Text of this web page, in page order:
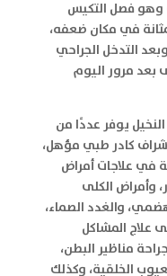
وهو فصل التكيس
في مكان ضعفه،
التدخل الجراحي
بعد مرور اليوم
يوفر عددًا من
كادر طبي مؤهل،
في علاجات أمراض
وأمراض الكلى
والغدد الصماء،
علاج المشاكل
مناظير البطن،
الخلقية، وكذلك